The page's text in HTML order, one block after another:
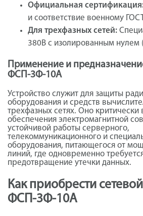
Официальная
и соответствие военному
Для трехфазных сетей:
380В с изолированным нулем
Применение и
ФСП-3Ф-10А
Устройство служит для защиты
оборудования и средств
трехфазных сетях. Оно критически
обеспечения электромагнитной
устойчивой работы серверного,
телекоммуникационного и
оборудования, питающегося от
линий, где одновременно
предотвращение утечки данных.
Как приобрести
ФСП-3Ф-10А